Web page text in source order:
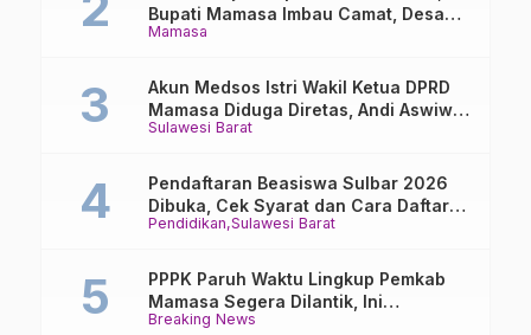
Mamasa
Bupati Mamasa Imbau Camat, Desa
dan Lurah
Sulawesi Barat
Akun Medsos Istri Wakil Ketua DPRD
Mamasa Diduga Diretas, Andi Aswiwin
Buka Suara
Pendidikan Sulawesi Barat
Pendaftaran Beasiswa Sulbar 2026
Dibuka, Cek Syarat dan Cara Daftar
Online
Breaking News
PPPK Paruh Waktu Lingkup Pemkab
Mamasa Segera Dilantik, Ini
Jadwalnya!